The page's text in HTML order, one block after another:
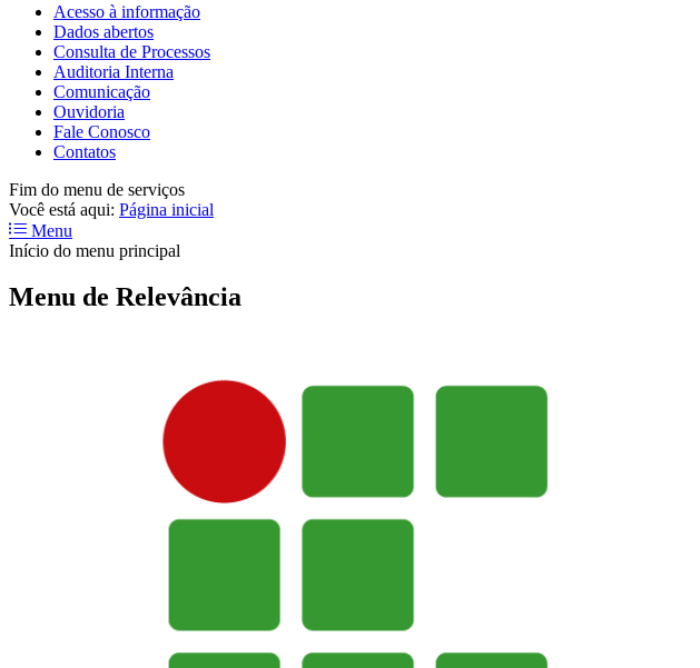
Acesso à informação
Dados abertos
Consulta de Processos
Auditoria Interna
Comunicação
Ouvidoria
Fale Conosco
Contatos
Fim do menu de serviços
Você está aqui: Página inicial
Menu
Início do menu principal
Menu de Relevância